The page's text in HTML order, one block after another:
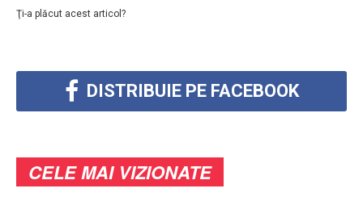
Ţi-a plăcut acest articol?
DISTRIBUIE PE FACEBOOK
CELE MAI VIZIONATE